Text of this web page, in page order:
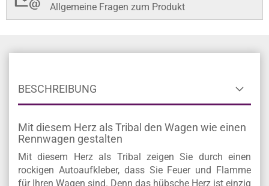
Allgemeine Fragen zum Produkt
BESCHREIBUNG
Mit diesem Herz als Tribal den Wagen wie einen
Rennwagen gestalten
Mit diesem Herz als Tribal zeigen Sie durch einen
rockigen Autoaufkleber, dass Sie Feuer und Flamme
für Ihren Wagen sind. Denn das hübsche Herz ist einzig